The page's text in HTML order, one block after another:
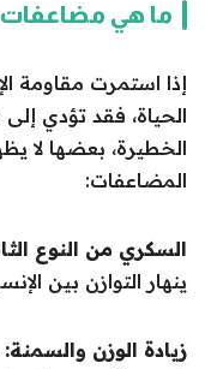
ما هي مضاعفات
إذا استمرت مقاومة
الحياة، فقد تؤدي
الخطيرة، بعضها لا
المضاعفات:
السكري من النوع
ينهار التوازن بين
زيادة الوزن والسمنة: